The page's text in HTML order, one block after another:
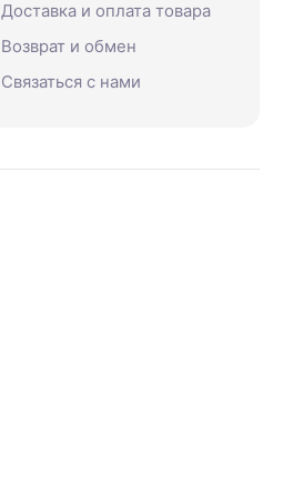
Доставка и оплата товара
Возврат и обмен
Связаться с нами